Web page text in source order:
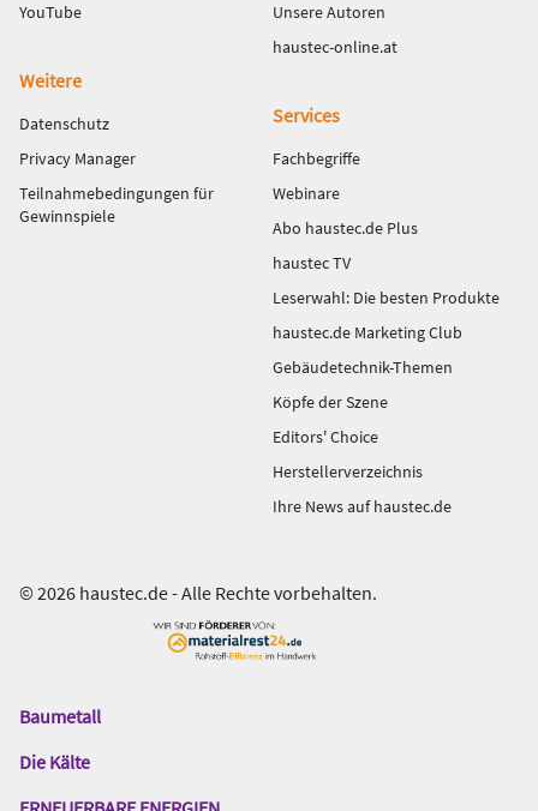
YouTube
Unsere Autoren
haustec-online.at
Weitere
Datenschutz
Privacy Manager
Teilnahmebedingungen für
Gewinnspiele
Services
Fachbegriffe
Webinare
Abo haustec.de Plus
haustec TV
Leserwahl: Die besten Produkte
haustec.de Marketing Club
Gebäudetechnik-Themen
Köpfe der Szene
Editors' Choice
Herstellerverzeichnis
Ihre News auf haustec.de
© 2026 haustec.de - Alle Rechte vorbehalten.
Das
Gentner
Baumetall
Die Kälte